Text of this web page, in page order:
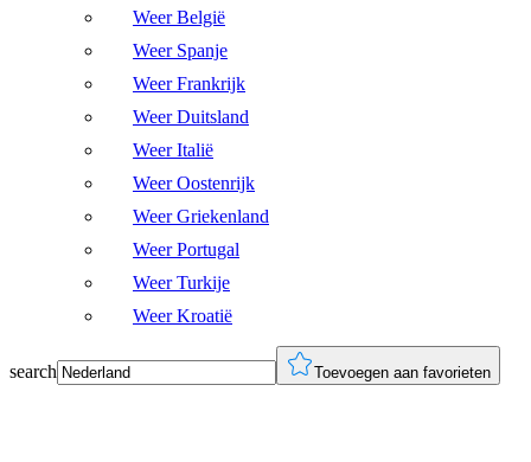
Weer België
Weer Spanje
Weer Frankrijk
Weer Duitsland
Weer Italië
Weer Oostenrijk
Weer Griekenland
Weer Portugal
Weer Turkije
Weer Kroatië
search Toevoegen aan favorieten